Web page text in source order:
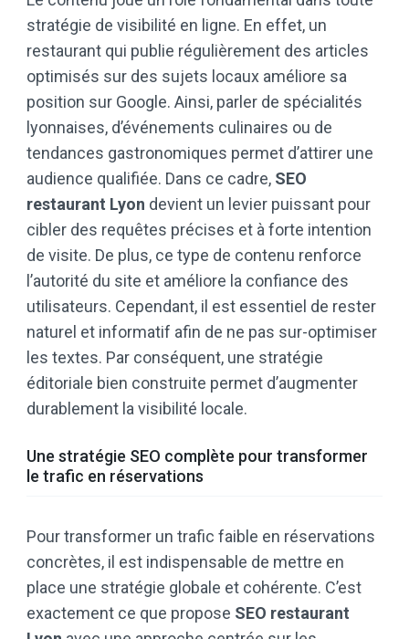
stratégie de visibilité en ligne. En effet, un
restaurant qui publie régulièrement des articles
optimisés sur des sujets locaux améliore sa
position sur Google. Ainsi, parler de spécialités
lyonnaises, d’événements culinaires ou de
tendances gastronomiques permet d’attirer une
audience qualifiée. Dans ce cadre, SEO
restaurant Lyon devient un levier puissant pour
cibler des requêtes précises et à forte intention
de visite. De plus, ce type de contenu renforce
l’autorité du site et améliore la confiance des
utilisateurs. Cependant, il est essentiel de rester
naturel et informatif afin de ne pas sur-optimiser
les textes. Par conséquent, une stratégie
éditoriale bien construite permet d’augmenter
durablement la visibilité locale.
Une stratégie SEO complète pour transformer
le trafic en réservations
Pour transformer un trafic faible en réservations
concrètes, il est indispensable de mettre en
place une stratégie globale et cohérente. C’est
exactement ce que propose SEO restaurant